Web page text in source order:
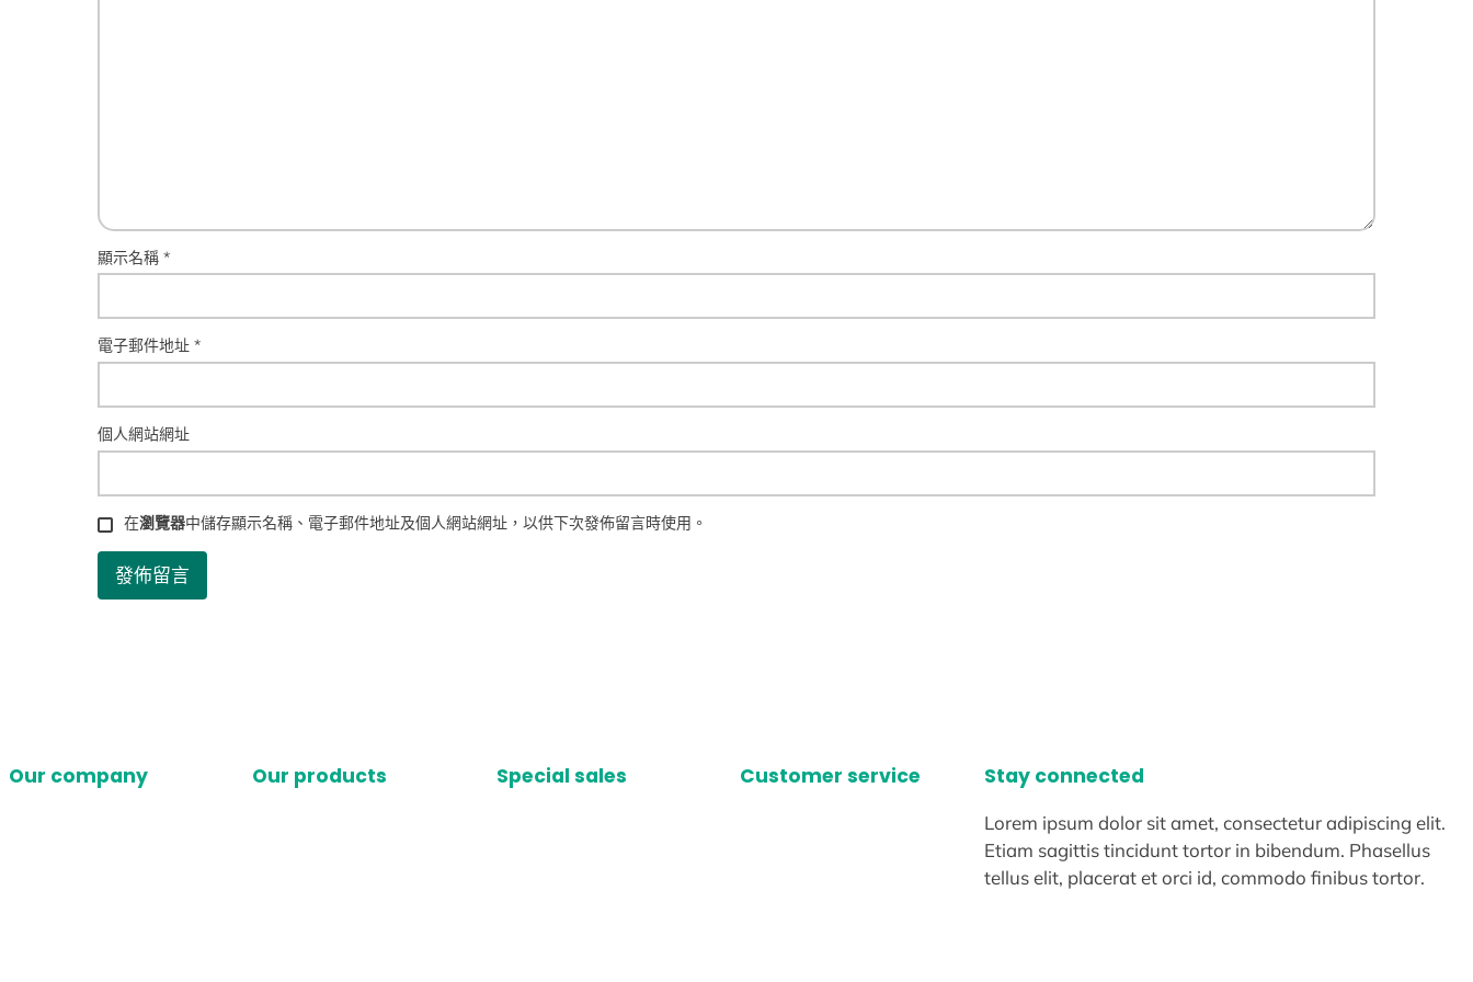
顯示名稱 *
電子郵件地址 *
個人網站網址
在瀏覽器中儲存顯示名稱、電子郵件地址及個人網站網址，以供下次發佈留言時使用。
Our company Our products Special sales Customer service Stay connected
Lorem ipsum dolor sit amet, consectetur adipiscing elit.
Etiam sagittis tincidunt tortor in bibendum. Phasellus
tellus elit, placerat et orci id, commodo finibus tortor.